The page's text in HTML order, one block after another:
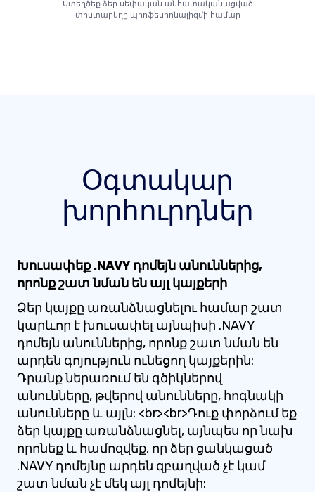
Ստեղծեք ձեր սեփական անհատականացված
փոստարկղը պրոֆեսիոնալիզմի համար
Օգտակար
խորհուրդներ
Խուսափեք .NAVY դոմեյն անուններից,
որոնք շատ նման են այլ կայքերի
Ձեր կայքը առանձնացնելու համար շատ
կարևոր է խուսափել այնպիսի .NAVY
դոմեյն անուններից, որոնք շատ նման են
արդեն գոյություն ունեցող կայքերին:
Դրանք ներառում են գծիկներով
անունները, թվերով անունները, հոգնակի
անունները և այլն: <br><br>Դուք փորձում եք
ձեր կայքը առանձնացնել, այնպես որ նախ
որոնեք և համոզվեք, որ ձեր ցանկացած
.NAVY դոմեյնը արդեն զբաղված չէ կամ
շատ նման չէ մեկ այլ դոմեյնի: